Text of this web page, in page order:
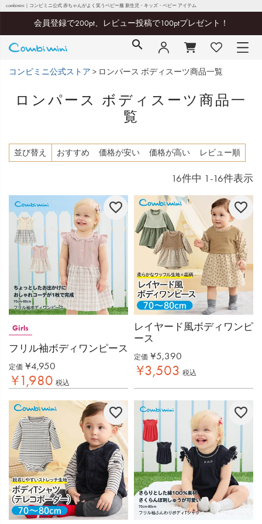
combimini｜コンビミニ公式 赤ちゃんがよく笑うベビー服 新生児・キッズ・ベビー アイテム
会員登録で200pt、レビュー投稿で100ptプレゼント！
コンビミニ公式ストア ロンパース ボディスーツ商品一覧
ロンパース ボディスーツ商品一
覧
並び替え おすすめ 価格が安い 価格が高い レビュー順
16件中 1 -16件表示
Girls
フリル袖ボディワンピース
定価 ¥4,950
¥1,980 税込
レイヤード風ボディワンピ
ース
定価 ¥5,390
¥3,503 税込